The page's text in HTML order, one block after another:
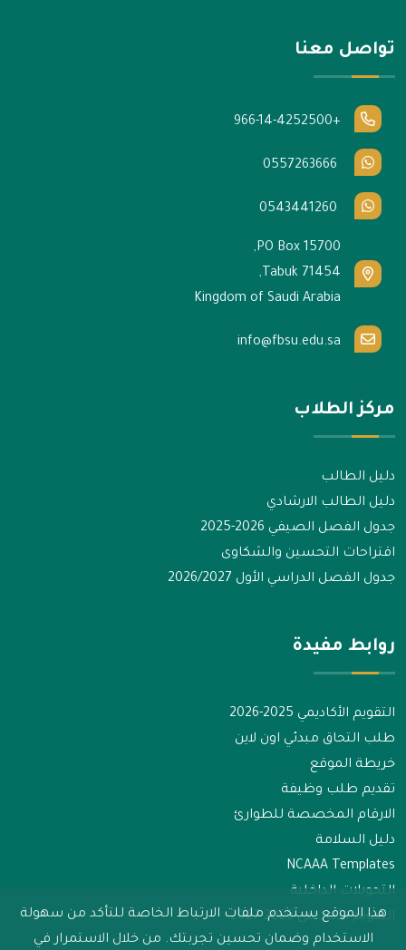
تواصل معنا
+966-14-4252500
PO Box 15700,
Tabuk 71454,
Kingdom of Saudi Arabia
info@fbsu.edu.sa
مركز الطلاب
دليل الطالب
دليل الطالب الارشادي
جدول الفصل الصيفي 2026-2025
اقتراحات التحسين والشكاوى
جدول الفصل الدراسي الأول 2026/2027
روابط مفيدة
التقويم الأكاديمي 2025-2026
طلب التحاق مبدئي اون لاين
خريطة الموقع
تقديم طلب وظيفة
الارقام المخصصة للطوارئ
دليل السلامة
NCAAA Templates
التحويلات الداخلية
التقويم الأكاديمي 2026-2027
هذا الموقع يستخدم ملفات الارتباط الخاصة للتأكد من سهولة
الاستخدام وضمان تحسين تجربتك. من خلال الاستمرار في